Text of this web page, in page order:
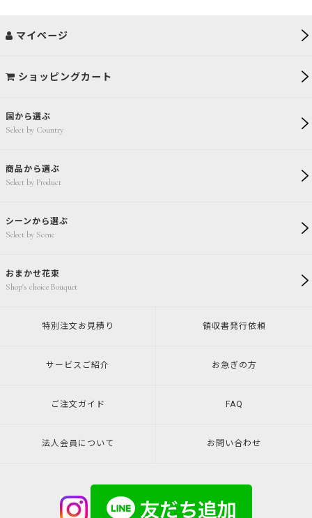
国から選ぶ
Select by Country
商品から選ぶ
Select by Product
シーンから選ぶ
Select by Scene
おまかせ花束
Shop's choice Bouquet
マイページ
ショッピングカート
特別注文 お見積り 領収書発行依頼
サービスご紹介 お急ぎの方
ご注文ガイド FAQ
法人会員について お問い合わせ